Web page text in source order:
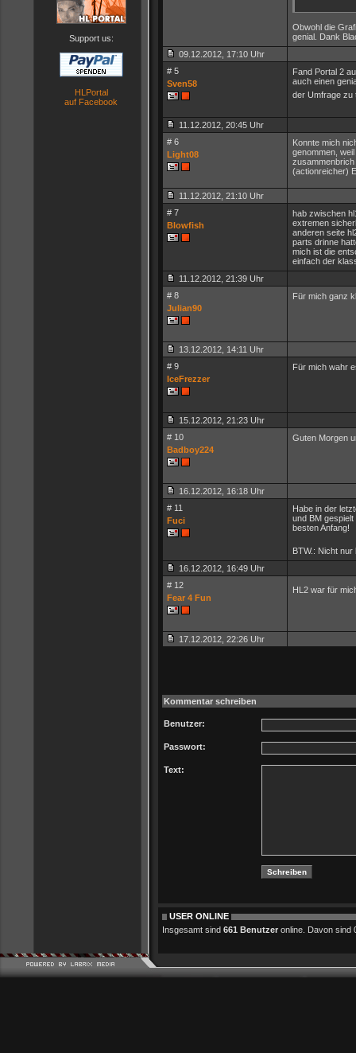
Support us:
HLPortal
auf Facebook
Obwohl die
genial. Dank
09.12.2012, 17:10 Uhr
# 5
Sven58
Fand Portal 2
auch einen
der Umfrage zu
11.12.2012, 20:45 Uhr
# 6
Light08
Konnte mich
genommen,
(actionreicher)
11.12.2012, 21:10 Uhr
# 7
Blowfish
hab zwischen
extremen
anderen seite
parts drinne
mich ist die
einfach der
11.12.2012, 21:39 Uhr
# 8
Julian90
Für mich ganz
13.12.2012, 14:11 Uhr
# 9
IceFrezzer
Für mich wahr
15.12.2012, 21:23 Uhr
# 10
Badboy224
Guten Morgen
16.12.2012, 16:18 Uhr
# 11
Fuci
Habe in der
und BM
besten Anfang!
BTW.: Nicht
16.12.2012, 16:49 Uhr
# 12
Fear 4 Fun
HL2 war für
17.12.2012, 22:26 Uhr
Kommentar schreiben
Benutzer:
Passwort:
Text:
USER ONLINE
Insgesamt sind 661 Benutzer online. Davon sind